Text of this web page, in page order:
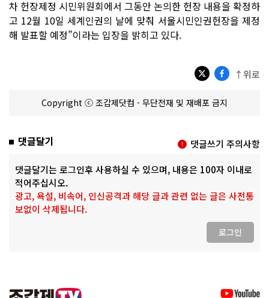
차 헌장제정 시민위원회에서 그동안 논의한 헌장 내용을 확정하
고 12월 10일 세계인권의 날에 맞춰 서울시민인권헌장을 제정
해 발표할 예정”이라는 입장을 밝히고 있다.
↑위로
Copyright ⓒ 조갑제닷컴 - 무단전재 및 재배포 금지
댓글달기 댓글쓰기 주의사항
댓글달기는 로그인후 사용하실 수 있으며, 내용은 100자 이내로
적어주십시오.
광고, 욕설, 비속어, 인신공격과 해당 글과 관련 없는 글은 사전통
보없이 삭제됩니다.
로그인